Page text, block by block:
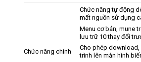
Chức năng chính
Chức năng tự động
mất nguồn sử dụng
Menu cơ bản, mune
lưu trữ 10 thay đổi
Cho phép
trình lên màn hình